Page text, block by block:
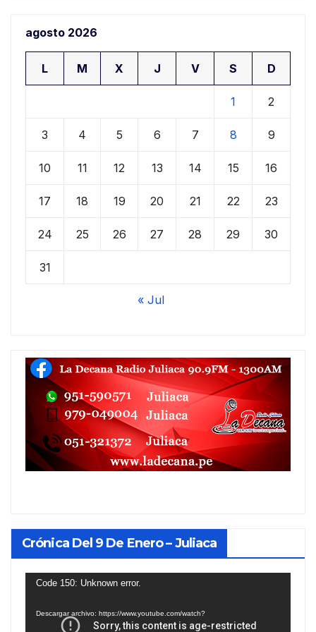
agosto 2026
L M X J V S D
1 2
3 4 5 6 7 8 9
10 11 12 13 14 15 16
17 18 19 20 21 22 23
24 25 26 27 28 29 30
31
« Jul
Crónica Del 9 De Enero – Juliaca
Reproductor
Code 150: Unknown error.
Descargar archivo: https://www.youtube.com/watch?